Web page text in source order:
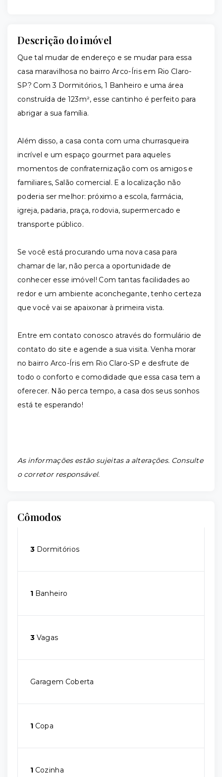
Descrição do imóvel
Que tal mudar de endereço e se mudar para essa
casa maravilhosa no bairro Arco-Íris em Rio Claro-
SP? Com 3 Dormitórios, 1 Banheiro e uma área
construída de 123m², esse cantinho é perfeito para
abrigar a sua família.
Além disso, a casa conta com uma churrasqueira
incrível e um espaço gourmet para aqueles
momentos de confraternização com os amigos e
familiares, Salão comercial. E a localização não
poderia ser melhor: próximo a escola, farmácia,
igreja, padaria, praça, rodovia, supermercado e
transporte público.
Se você está procurando uma nova casa para
chamar de lar, não perca a oportunidade de
conhecer esse imóvel! Com tantas facilidades ao
redor e um ambiente aconchegante, tenho certeza
que você vai se apaixonar à primeira vista.
Entre em contato conosco através do formulário de
contato do site e agende a sua visita. Venha morar
no bairro Arco-Íris em Rio Claro-SP e desfrute de
todo o conforto e comodidade que essa casa tem a
oferecer. Não perca tempo, a casa dos seus sonhos
está te esperando!
As informações estão sujeitas a alterações. Consulte
o corretor responsável.
Cômodos
3 Dormitórios
1 Banheiro
3 Vagas
Garagem Coberta
1 Copa
1 Cozinha